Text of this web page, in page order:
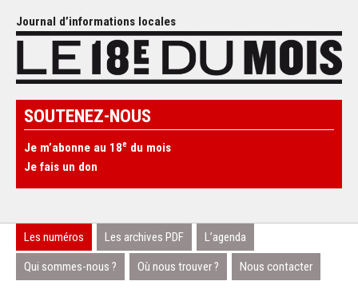
Journal d’informations locales
SOUTENEZ-NOUS
Je m’abonne au 18e du mois
Je fais un don
Les numéros Les archives PDF L’agenda
Qui sommes-nous ? Où nous trouver ? Nous contacter